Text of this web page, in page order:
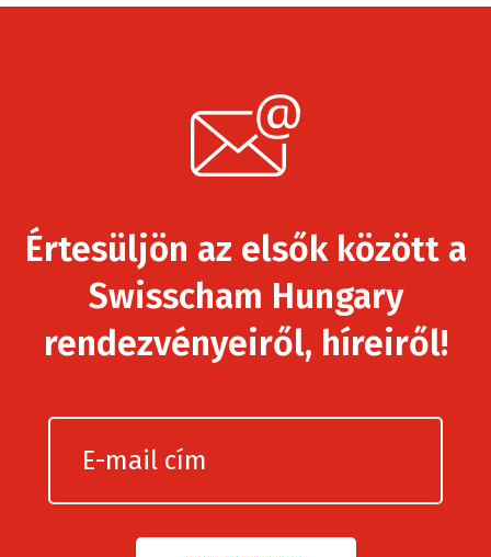
Értesüljön az elsők között a
Swisscham Hungary
rendezvényeiről, híreiről!